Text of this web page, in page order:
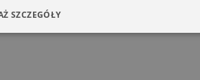
SZCZEGÓŁY